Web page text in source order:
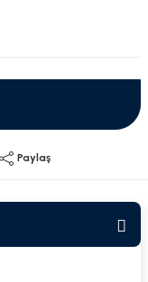
Paylaş